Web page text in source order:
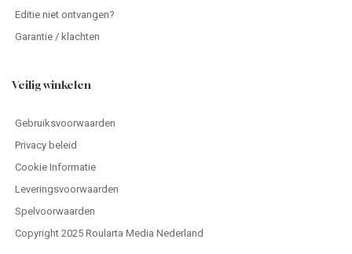
Editie niet ontvangen?
Garantie / klachten
Veilig winkelen
Gebruiksvoorwaarden
Privacy beleid
Cookie Informatie
Leveringsvoorwaarden
Spelvoorwaarden
Copyright 2025 Roularta Media Nederland